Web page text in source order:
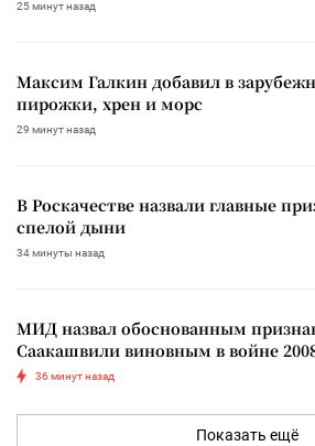
25 минут назад
Максим Галкин добавил в
пирожки, хрен и морс
29 минут назад
В Роскачестве назвали главные
спелой дыни
34 минуты назад
МИД назвал обоснованным
Саакашвили виновным в войне
36 минут назад
Показать ещё